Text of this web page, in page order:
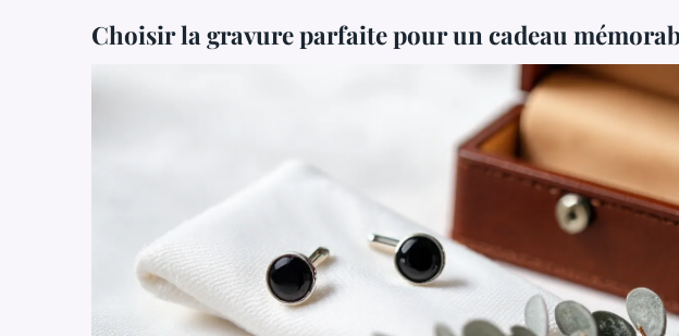
Choisir la gravure parfaite pour un cadeau